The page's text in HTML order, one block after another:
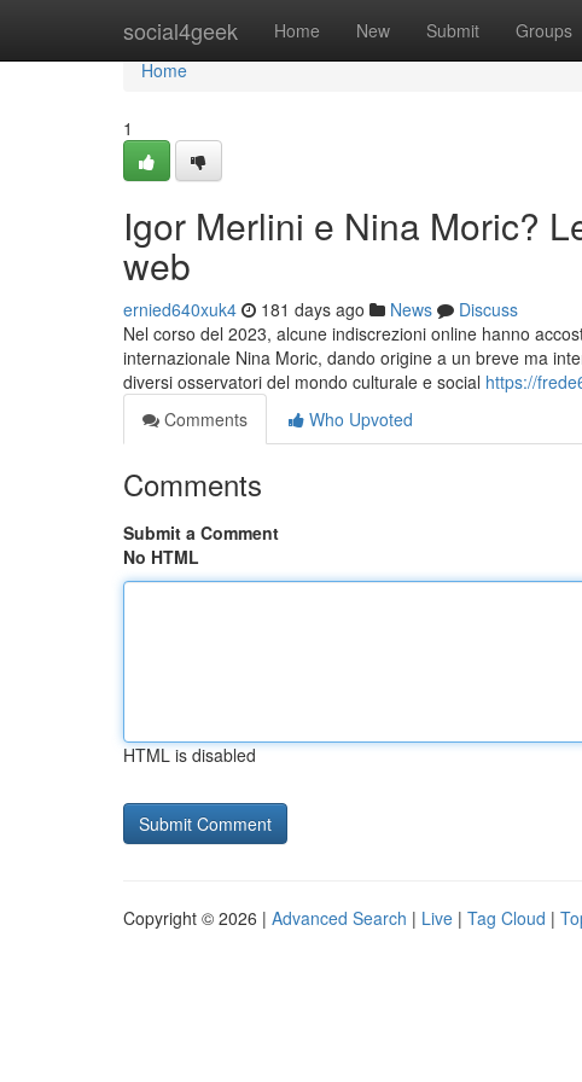
social4geek Home New Submit Groups
Home
Home
1
Igor Merlini e Nina Moric?
web
ernied640xuk4 181 days ago News
Discuss
Nel corso del 2023, alcune indiscrezioni online hanno
internazionale Nina Moric, dando origine a un breve ma
diversi osservatori del mondo culturale e social https://
Comments
Who Upvoted
Comments
Submit a Comment
No HTML
HTML is disabled
Copyright © 2026 | Advanced Search | Live | Tag Cloud |